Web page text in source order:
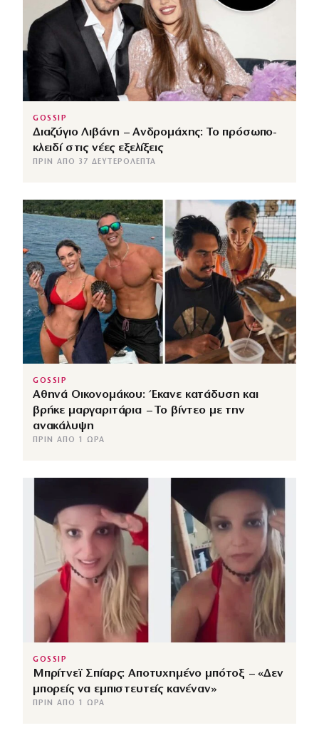
GOSSIP
Διαζύγιο Λιβάνη – Ανδρομάχης: Το πρόσωπο-
κλειδί στις νέες εξελίξεις
ΠΡΙΝ ΑΠΌ 37 ΔΕΥΤΕΡΌΛΕΠΤΑ
GOSSIP
Αθηνά Οικονομάκου: Έκανε κατάδυση και
βρήκε μαργαριτάρια – Το βίντεο με την
ανακάλυψη
ΠΡΙΝ ΑΠΌ 1 ΏΡΑ
GOSSIP
Μπρίτνεϊ Σπίαρς: Αποτυχημένο μπότοξ – «Δεν
μπορείς να εμπιστευτείς κανέναν»
ΠΡΙΝ ΑΠΌ 1 ΏΡΑ